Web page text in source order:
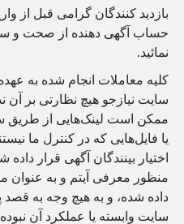
بازدید کنندگان گرامی قبل از
حساب آگهی دهنده از صحت و
نمائید.
کلیه معاملات انجام شده به
سایت نیازجو هیچ نظارتی بر آن
ممکن است لینک‌هایی از طریق
یا فایل‌هایی که در کنترل ما
اختیار بینندگان آگهی قرار
منظور معرفی آیتم و به عنوان
داده شده، و به هیچ وجه به قصد
سایت وابسته یا عملکرد آن